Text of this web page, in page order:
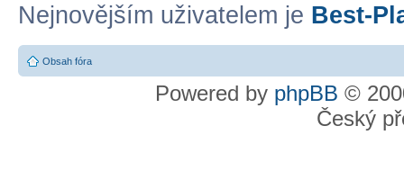
Nejnovějším uživatelem je Best-
Obsah fóra
Powered by phpBB ©
Český